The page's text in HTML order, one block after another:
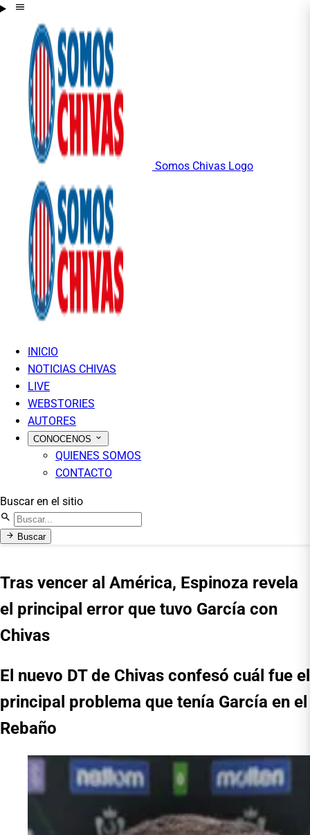
Somos Chivas Logo
INICIO
NOTICIAS CHIVAS
LIVE
WEBSTORIES
AUTORES
CONOCENOS
QUIENES SOMOS
CONTACTO
Buscar en el sitio
Buscar
Tras vencer al América, Espinoza revela
el principal error que tuvo García con
Chivas
El nuevo DT de Chivas confesó cuál fue el
principal problema que tenía García en el
Rebaño